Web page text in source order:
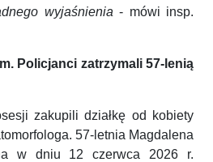
wyjaśnienia - mówi insp.
Policjanci zatrzymali 57-lenią
zakupili działkę od kobiety
57-letnia Magdalena
w dniu 12 czerwca 2026 r.